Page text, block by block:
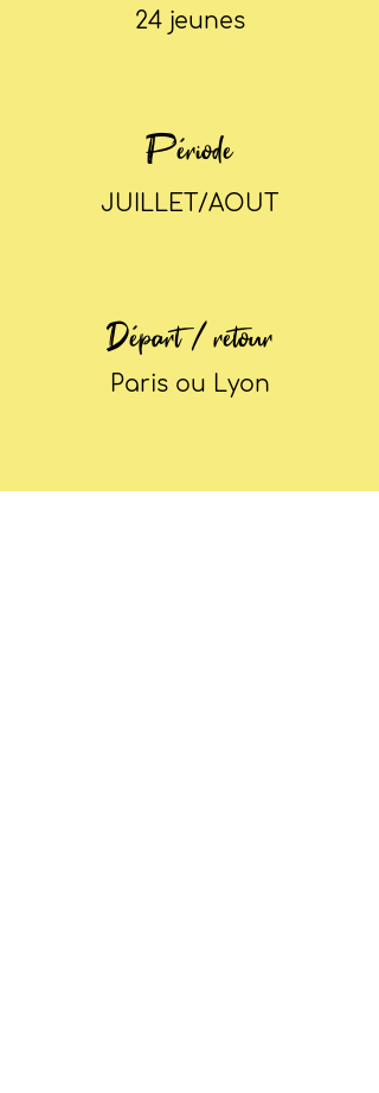
24 jeunes
Période
JUILLET/AOUT
Départ / retour
Paris ou Lyon